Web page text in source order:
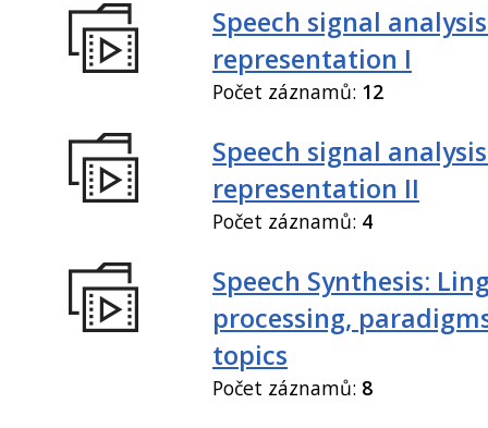
Speech signal
representation I
Počet záznamů: 12
Speech signal
representation II
Počet záznamů: 4
Speech Synthesis:
processing,
topics
Počet záznamů: 8